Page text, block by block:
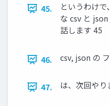
45.
というわけ
な csv と
話します 45
46. csv, json の
47. は、次回やり